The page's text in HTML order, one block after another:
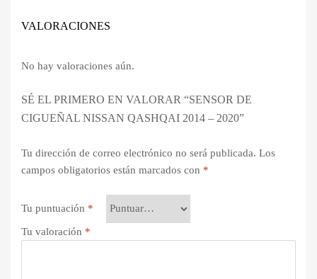
VALORACIONES
No hay valoraciones aún.
SÉ EL PRIMERO EN VALORAR “SENSOR DE
CIGUEÑAL NISSAN QASHQAI 2014 – 2020”
Tu dirección de correo electrónico no será publicada. Los
campos obligatorios están marcados con *
Tu puntuación *
Tu valoración *